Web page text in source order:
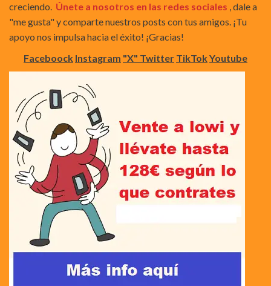
creciendo. Únete a nosotros en las redes sociales , dale a
"me gusta" y comparte nuestros posts con tus amigos. ¡Tu
apoyo nos impulsa hacia el éxito! ¡Gracias!
Faceboock Instagram "X" Twitter TikTokYoutube